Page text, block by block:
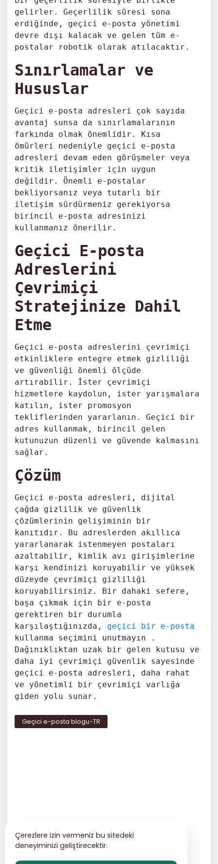
gelirler. Geçerlilik süresi sona
erdiğinde, geçici e-posta yönetimi
devre dışı kalacak ve gelen tüm e-
postalar robotik olarak atılacaktır.
Sınırlamalar ve
Hususlar
Geçici e-posta adresleri çok sayıda
avantaj sunsa da sınırlamalarının
farkında olmak önemlidir. Kısa
ömürleri nedeniyle geçici e-posta
adresleri devam eden görüşmeler veya
kritik iletişimler için uygun
değildir. Önemli e-postalar
bekliyorsanız veya tutarlı bir
iletişim sürdürmeniz gerekiyorsa
birincil e-posta adresinizi
kullanmanız önerilir.
Geçici E-posta
Adreslerini
Çevrimiçi
Stratejinize Dahil
Etme
Geçici e-posta adreslerini çevrimiçi
etkinliklere entegre etmek gizliliği
ve güvenliği önemli ölçüde
artırabilir. İster çevrimiçi
hizmetlere kaydolun, ister yarışmalara
katılın, ister promosyon
tekliflerinden yararlanın. Geçici bir
adres kullanmak, birincil gelen
kutunuzun düzenli ve güvende kalmasını
sağlar.
Çözüm
Geçici e-posta adresleri, dijital
çağda gizlilik ve güvenlik
çözümlerinin gelişiminin bir
kanıtıdır. Bu adreslerden akıllıca
yararlanarak istenmeyen postaları
azaltabilir, kimlik avı girişimlerine
karşı kendinizi koruyabilir ve yüksek
düzeyde çevrimiçi gizliliği
koruyabilirsiniz. Bir dahaki sefere,
başa çıkmak için bir e-posta
gerektiren bir durumla
karşılaştığınızda, geçici bir e-posta
kullanma seçimini unutmayın .
Dağınıklıktan uzak bir gelen kutusu ve
daha iyi çevrimiçi güvenlik sayesinde
geçici e-posta adresleri, daha rahat
ve yönetimli bir çevrimiçi varlığa
giden yolu sunar.
Geçici e-posta blogu-TR
Çerezlere izin vermeniz bu sitedeki
deneyiminizi geliştirecektir.